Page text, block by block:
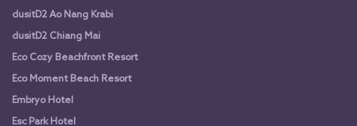
dusitD2 Ao Nang Krabi
dusitD2 Chiang Mai
Eco Cozy Beachfront Resort
Eco Moment Beach Resort
Embryo Hotel
Esc Park Hotel